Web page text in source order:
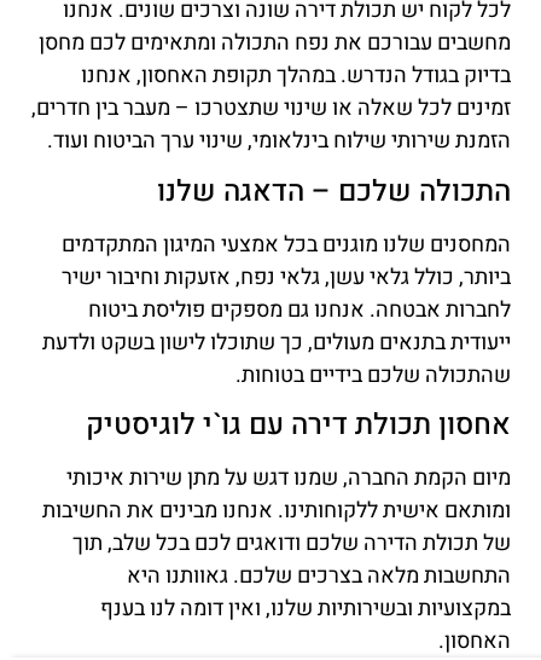
לכל לקוח יש תכולת דירה שונה וצרכים שונים. אנחנו
מחשבים עבורכם את נפח התכולה ומתאימים לכם מחסן
בדיוק בגודל הנדרש. במהלך תקופת האחסון, אנחנו
זמינים לכל שאלה או שינוי שתצטרכו – מעבר בין חדרים,
הזמנת שירותי שילוח בינלאומי, שינוי ערך הביטוח ועוד.
התכולה שלכם – הדאגה שלנו
המחסנים שלנו מוגנים בכל אמצעי המיגון המתקדמים
ביותר, כולל גלאי עשן, גלאי נפח, אזעקות וחיבור ישיר
לחברות אבטחה. אנחנו גם מספקים פוליסת ביטוח
ייעודית בתנאים מעולים, כך שתוכלו לישון בשקט ולדעת
שהתכולה שלכם בידיים בטוחות.
אחסון תכולת דירה עם גו`י לוגיסטיק
מיום הקמת החברה, שמנו דגש על מתן שירות איכותי
ומותאם אישית ללקוחותינו. אנחנו מבינים את החשיבות
של תכולת הדירה שלכם ודואגים לכם בכל שלב, תוך
התחשבות מלאה בצרכים שלכם. גאוותנו היא
במקצועיות ובשירותיות שלנו, ואין דומה לנו בענף
האחסון.